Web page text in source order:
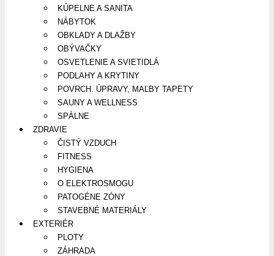
KÚPELNE A SANITA
NÁBYTOK
OBKLADY A DLAŽBY
OBÝVAČKY
OSVETLENIE A SVIETIDLÁ
PODLAHY A KRYTINY
POVRCH. ÚPRAVY, MAĽBY TAPETY
SAUNY A WELLNESS
SPÁLNE
ZDRAVIE
ČISTÝ VZDUCH
FITNESS
HYGIENA
O ELEKTROSMOGU
PATOGÉNE ZÓNY
STAVEBNÉ MATERIÁLY
EXTERIÉR
PLOTY
ZÁHRADA